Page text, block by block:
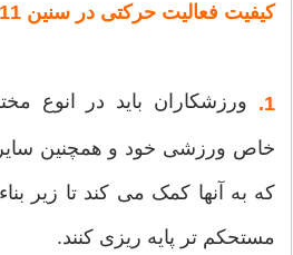
کیفیت فعالیت حرکتی در سنین 11 تا 14 سالگی
1. ورزشکاران باید در انوع
خاص ورزشی خود و همچنین
که به آنها کمک می کند تا زیر
مستحکم تر پایه ریزی کنند.